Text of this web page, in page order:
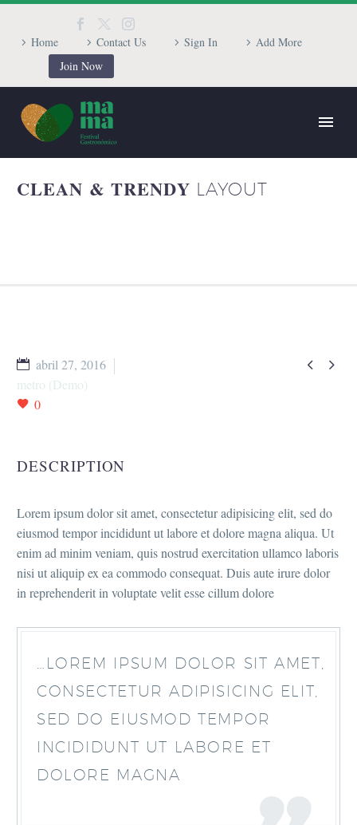
Home Contact Us Sign In
Add More
Join Now
CLEAN & TRENDY LAYOUT
 
abril 27, 2016
metro (Demo)
0
DESCRIPTION
Lorem ipsum dolor sit amet, consectetur adipisicing elit, sed do
eiusmod tempor incididunt ut labore et dolore magna aliqua. Ut
enim ad minim veniam, quis nostrud exercitation ullamco laboris
nisi ut aliquip ex ea commodo consequat. Duis aute irure dolor
in reprehenderit in voluptate velit esse cillum dolore
…LOREM IPSUM DOLOR SIT AMET,
CONSECTETUR ADIPISICING ELIT,
SED DO EIUSMOD TEMPOR
INCIDIDUNT UT LABORE ET
DOLORE MAGNA